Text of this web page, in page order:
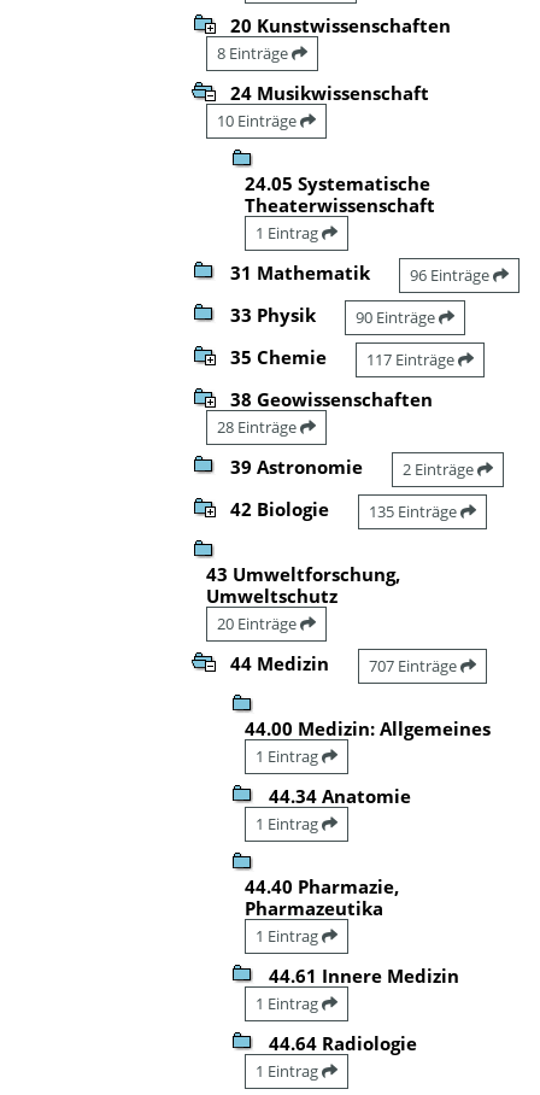
20 Kunstwissenschaften
8 Einträge
24 Musikwissenschaft
10 Einträge
24.05 Systematische
Theaterwissenschaft
1 Eintrag
31 Mathematik 96 Einträge
33 Physik 90 Einträge
35 Chemie 117 Einträge
38 Geowissenschaften
28 Einträge
39 Astronomie 2 Einträge
42 Biologie 135 Einträge
43 Umweltforschung,
Umweltschutz
20 Einträge
44 Medizin 707 Einträge
44.00 Medizin: Allgemeines
1 Eintrag
44.34 Anatomie
1 Eintrag
44.40 Pharmazie,
Pharmazeutika
1 Eintrag
44.61 Innere Medizin
1 Eintrag
44.64 Radiologie
1 Eintrag